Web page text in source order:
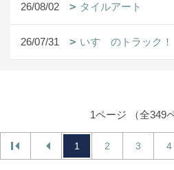
26/08/02 タイルアート
26/07/31 いすゞのトラック！
1ページ （全349
1 2 3 4